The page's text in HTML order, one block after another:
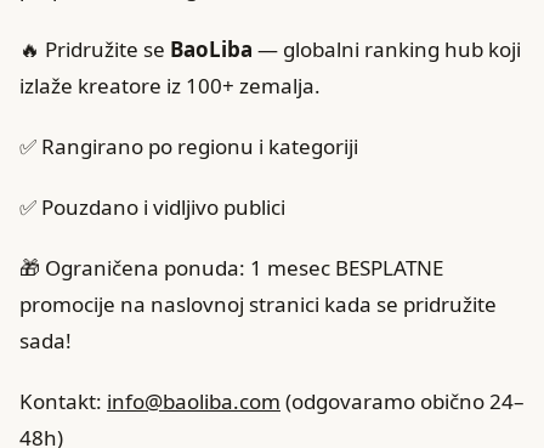
🔥 Pridružite se BaoLiba — globalni ranking hub koji
izlaže kreatore iz 100+ zemalja.
✅ Rangirano po regionu i kategoriji
✅ Pouzdano i vidljivo publici
🎁 Ograničena ponuda: 1 mesec BESPLATNE
promocije na naslovnoj stranici kada se pridružite
sada!
Kontakt: info@baoliba.com (odgovaramo obično 24–
48h)